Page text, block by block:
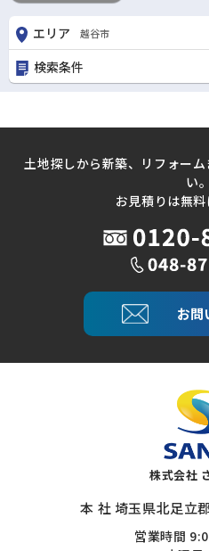
エリア 越谷市
検索条件
土地探しから新築、リフォー
い。
お見積りは無料
お問
株式会社
本 社 埼玉県北足立
営業時間